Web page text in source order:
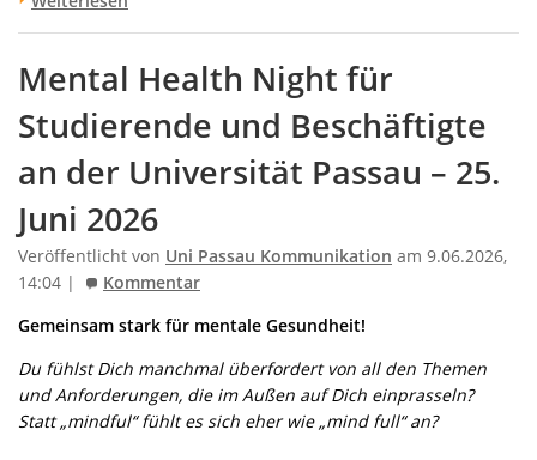
Mental Health Night für
Studierende und Beschäftigte
an der Universität Passau – 25.
Juni 2026
Veröffentlicht von Uni Passau Kommunikation am 9.06.2026,
14:04 |
Kommentar
Gemeinsam stark für mentale Gesundheit!
Du fühlst Dich manchmal überfordert von all den Themen
und Anforderungen, die im Außen auf Dich einprasseln?
Statt „mindful“ fühlt es sich eher wie „mind full“ an?